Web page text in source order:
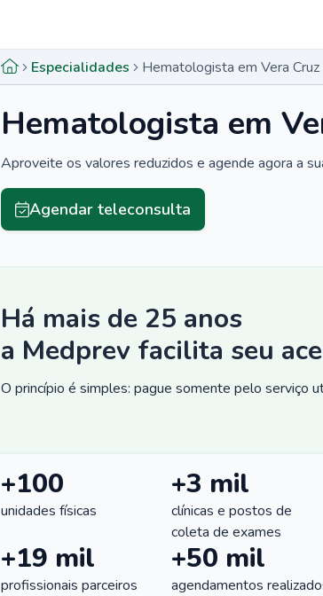
Especialidades Hematologista em Vera
Hematologista em
Aproveite os valores reduzidos e agende agora a
Agendar teleconsulta
Há mais de 25 anos
a Medprev facilita seu
O princípio é simples: pague somente pelo serviço
+100
unidades físicas
+3 mil
clínicas e postos de
coleta de exames
+19 mil
profissionais parceiros
+50 mil
agendamentos